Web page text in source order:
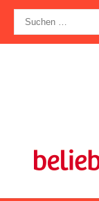
Zum
Inhalt
springen
nach: